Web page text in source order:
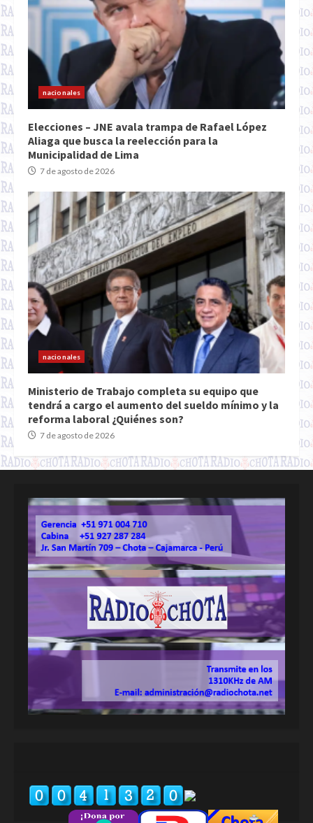
nacionales
Elecciones – JNE avala trampa de Rafael López
Aliaga que busca la reelección para la
Municipalidad de Lima
7 de agosto de 2026
nacionales
Ministerio de Trabajo completa su equipo que
tendrá a cargo el aumento del sueldo mínimo y la
reforma laboral ¿Quiénes son?
7 de agosto de 2026